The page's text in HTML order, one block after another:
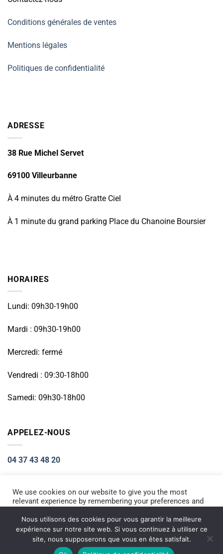
Conditions générales de ventes
Mentions légales
Politiques de confidentialité
ADRESSE
38 Rue Michel Servet
69100 Villeurbanne
À 4 minutes du métro Gratte Ciel
À 1 minute du grand parking Place du Chanoine Boursier
HORAIRES
Lundi: 09h30-19h00
Mardi : 09h30-19h00
Mercredi: fermé
Vendredi : 09:30-18h00
Samedi: 09h30-18h00
APPELEZ-NOUS
04 37 43 48 20
Visa PayPal Stripe MasterCardCash
On
Delivery
ACCUEIL
RÉPARATION PETIT ÉLECTROMÉNAGER
RÉPARATION TÉLÉPHONIE
INFORMATIQUE NOS PRODUITS NEUFS
Copyright 2026 ©Electromarket
We use cookies on our website to give you the most
relevant experience by remembering your preferences and
use of ALL the cookies. However, you may visit "Cookie
Settings" to provide a controlled consent.
Cookie Settings Accept All
Nous utilisons des cookies pour vous garantir la meilleure
expérience sur notre site web. Si vous continuez à utiliser ce
site, nous supposerons que vous en êtes satisfait.